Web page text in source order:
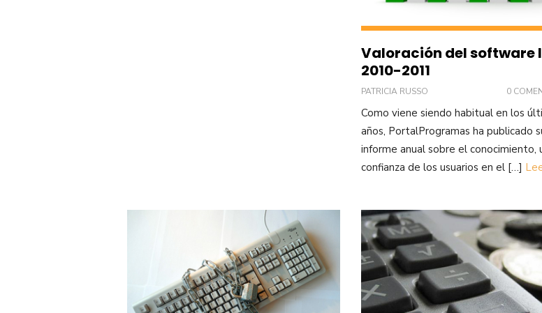
Valoración del software
2010-2011
PATRICIA RUSSO 0
Como viene siendo habitual en los
años, PortalProgramas ha publicado
informe anual sobre el conocimiento,
confianza de los usuarios en el […]